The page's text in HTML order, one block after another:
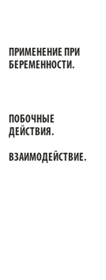
ПРИМЕНЕНИЕ ПРИ
БЕРЕМЕННОСТИ.
ПОБОЧНЫЕ
ДЕЙСТВИЯ.
ВЗАИМОДЕЙСТВИЕ.